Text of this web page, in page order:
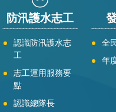
防汛護水志工
認識防汛護水志
工
志工運用服務要
點
認識總隊長
全
年